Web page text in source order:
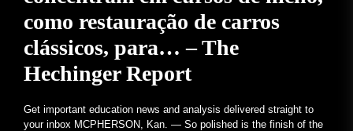
como restauração de carros
clássicos, para… – The
Hechinger Report
Get important education news and analysis delivered straight to
your inbox MCPHERSON, Kan. — So polished is the finish of the